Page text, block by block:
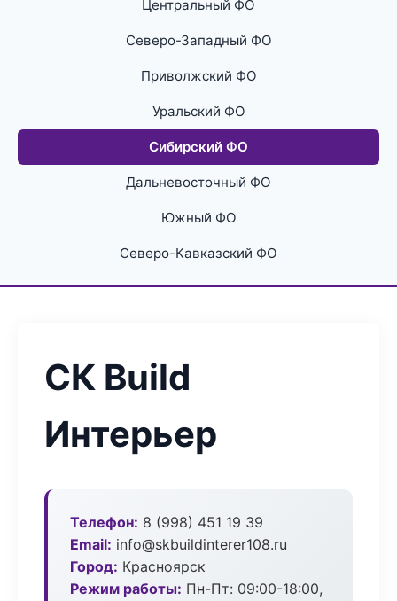
Центральный ФО
Северо-Западный ФО
Приволжский ФО
Уральский ФО
Сибирский ФО
Дальневосточный ФО
Южный ФО
Северо-Кавказский ФО
СК Build
Интерьер
Телефон: 8 (998) 451 19 39
Email: info@skbuildinterer108.ru
Город: Красноярск
Режим работы: Пн-Пт: 09:00-18:00,